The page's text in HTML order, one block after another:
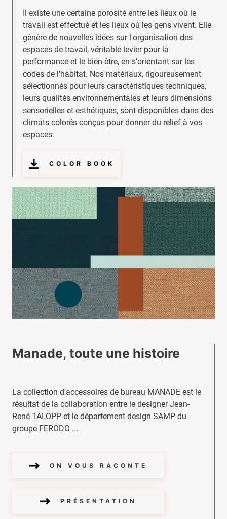
Il existe une certaine porosité entre les lieux où le
travail est effectué et les lieux où les gens vivent. Elle
génère de nouvelles idées sur l'organisation des
espaces de travail, véritable levier pour la
performance et le bien-être, en s'orientant sur les
codes de l'habitat. Nos matériaux, rigoureusement
sélectionnés pour leurs caractéristiques techniques,
leurs qualités environnementales et leurs dimensions
sensorielles et esthétiques, sont disponibles dans des
climats colorés conçus pour donner du relief à vos
espaces.
COLOR BOOK
Manade, toute une histoire
La collection d'accessoires de bureau MANADE est le
résultat de la collaboration entre le designer Jean-
René TALOPP et le département design SAMP du
groupe FERODO ...
ON VOUS RACONTE
PRÉSENTATION